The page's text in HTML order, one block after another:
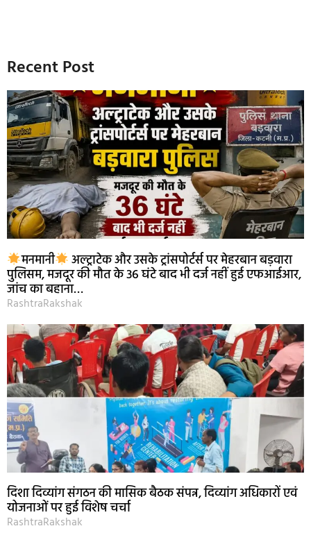
Recent Post
मनमानी अल्ट्राटेक और उसके ट्रांसपोर्टर्स पर मेहरबान बड़वारा
पुलिसम, मजदूर की मौत के 36 घंटे बाद भी दर्ज नहीं हुई एफआईआर,
जांच का बहाना…
RashtraRakshak
दिशा दिव्यांग संगठन की मासिक बैठक संपन्न, दिव्यांग अधिकारों एवं
योजनाओं पर हुई विशेष चर्चा
RashtraRakshak